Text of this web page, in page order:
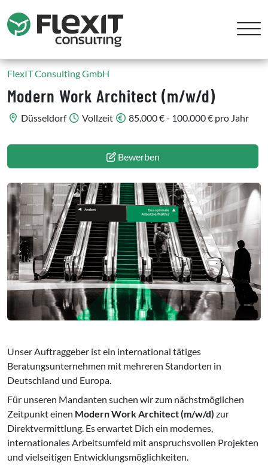
FlexIT Consulting GmbH
Modern Work Architect (m/w/d)
Düsseldorf Vollzeit 85.000 € - 100.000 € pro Jahr
Bewerben
Unser Auftraggeber ist ein international tätiges
Beratungsunternehmen mit mehreren Standorten in
Deutschland und Europa.
Für unseren Mandanten suchen wir zum nächstmöglichen
Zeitpunkt einen Modern Work Architect (m/w/d) zur
Direktvermittlung. Es erwartet Dich ein modernes,
internationales Arbeitsumfeld mit anspruchsvollen Projekten
und vielseitigen Entwicklungsmöglichkeiten.